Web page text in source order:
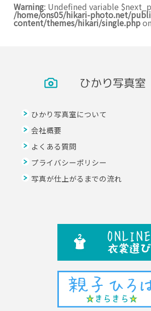
Warning: Undefined variable
/home/ons05/hikari-photo.net/
content/themes/hikari/single.php
ひかり写真室
ひかり写真室について
会社概要
よくある質問
プライバシーポリシー
写真が仕上がるまでの流れ